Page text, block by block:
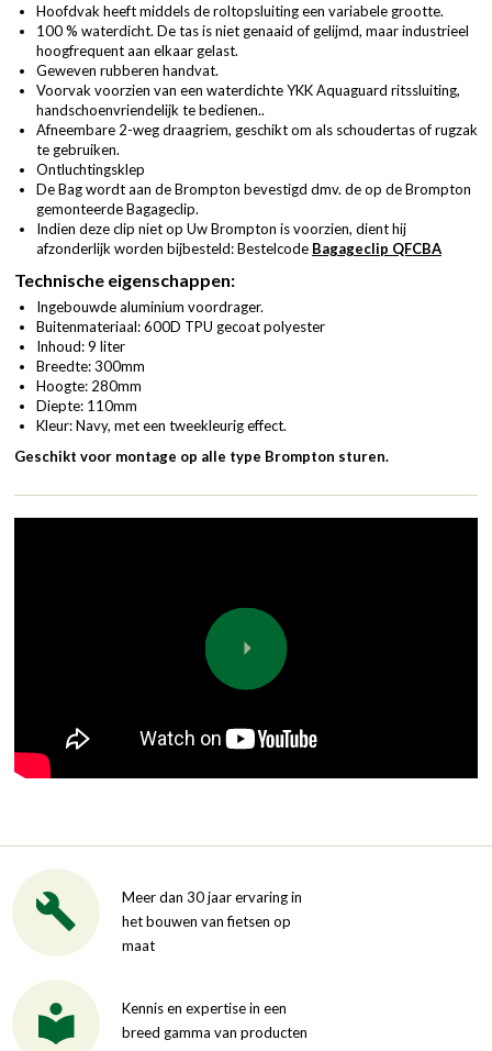
Hoofdvak heeft middels de roltopsluiting een variabele grootte.
100 % waterdicht. De tas is niet genaaid of gelijmd, maar industrieel
hoogfrequent aan elkaar gelast.
Geweven rubberen handvat.
Voorvak voorzien van een waterdichte YKK Aquaguard ritssluiting,
handschoenvriendelijk te bedienen..
Afneembare 2-weg draagriem, geschikt om als schoudertas of rugzak
te gebruiken.
Ontluchtingsklep
De Bag wordt aan de Brompton bevestigd dmv. de op de Brompton
gemonteerde Bagageclip.
Indien deze clip niet op Uw Brompton is voorzien, dient hij
afzonderlijk worden bijbesteld: Bestelcode Bagageclip QFCBA
Technische eigenschappen:
Ingebouwde aluminium voordrager.
Buitenmateriaal: 600D TPU gecoat polyester
Inhoud: 9 liter
Breedte: 300mm
Hoogte: 280mm
Diepte: 110mm
Kleur: Navy, met een tweekleurig effect.
Geschikt voor montage op alle type Brompton sturen.
Meer dan 30 jaar ervaring in
het bouwen van fietsen op
maat
Kennis en expertise in een
breed gamma van producten